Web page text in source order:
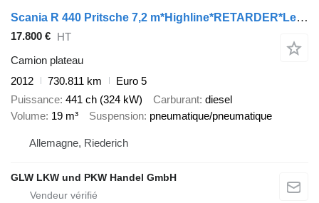
Scania R 440 Pritsche 7,2 m*Highline*RETARDER*Lenkachse
17.800 €
HT
Camion plateau
2012
730.811 km
Euro 5
Puissance 441 ch (324 kW) Carburant diesel
Volume 19 m³ Suspension pneumatique/pneumatique
Allemagne, Riederich
GLW LKW und PKW Handel GmbH